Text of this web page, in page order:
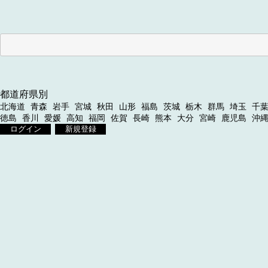
都道府県別
北海道 青森 岩手 宮城 秋田 山形 福島 茨城 栃木 群馬 埼玉 千葉
徳島
香川 愛媛 高知 福岡 佐賀 長崎 熊本 大分 宮崎 鹿児島
沖縄
ログイン
新規登録